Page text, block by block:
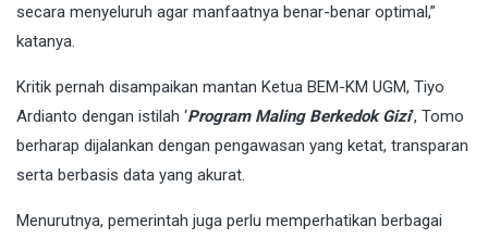
secara menyeluruh agar manfaatnya benar-benar optimal,”
katanya.
Kritik pernah disampaikan mantan Ketua BEM-KM UGM, Tiyo
Ardianto dengan istilah ‘Program Maling Berkedok Gizi‘, Tomo
berharap dijalankan dengan pengawasan yang ketat, transparan
serta berbasis data yang akurat.
Menurutnya, pemerintah juga perlu memperhatikan berbagai